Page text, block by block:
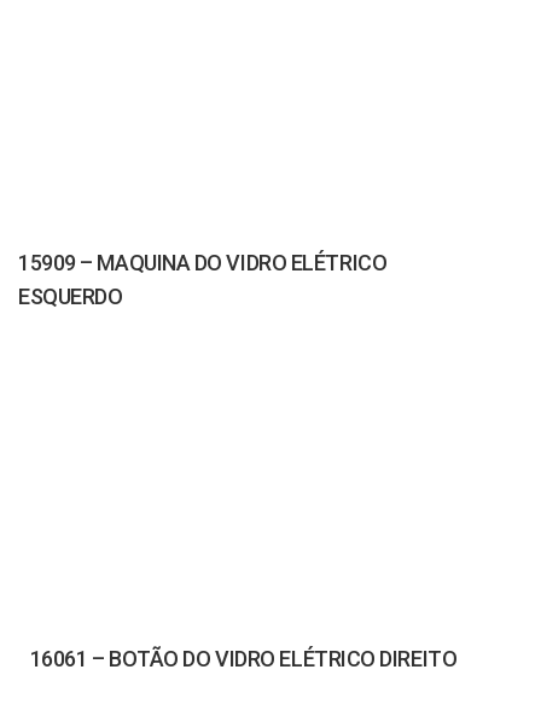
15909 – MAQUINA DO VIDRO ELÉTRICO
ESQUERDO
16061 – BOTÃO DO VIDRO ELÉTRICO DIREITO